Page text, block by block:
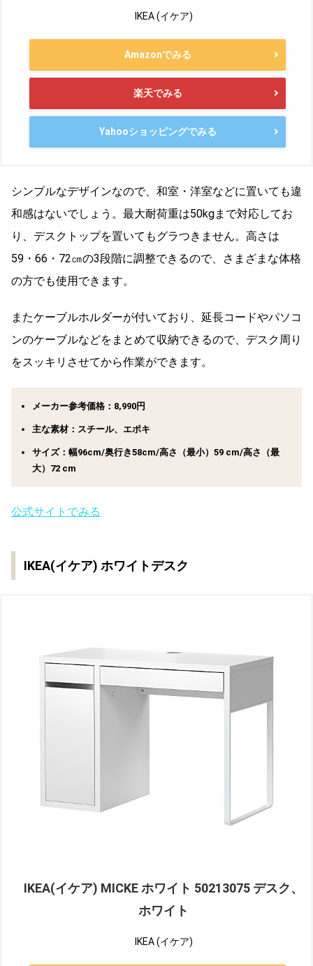
IKEA (イケア)
Amazonでみる
楽天でみる
Yahooショッピングでみる
シンプルなデザインなので、和室・洋室などに置いても違
和感はないでしょう。最大耐荷重は50kgまで対応してお
り、デスクトップを置いてもグラつきません。高さは
59・66・72㎝の3段階に調整できるので、さまざまな体格
の方でも使用できます。
またケーブルホルダーが付いており、延長コードやパソコ
ンのケーブルなどをまとめて収納できるので、デスク周り
をスッキリさせてから作業ができます。
メーカー参考価格：8,990円
主な素材：スチール、エポキ
サイズ：幅96cm/奥行き58cm/高さ（最小）59 cm/高さ（最
大）72 cm
公式サイトでみる
IKEA(イケア) ホワイトデスク
IKEA(イケア) MICKE ホワイト 50213075 デスク、
ホワイト
IKEA (イケア)